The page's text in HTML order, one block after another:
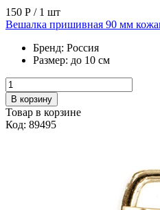
150 Р / 1 шт
Вешалка пришивная 90 мм
Бренд: Россия
Размер: до 10 см
В корзину
Товар в корзине
Код: 89495